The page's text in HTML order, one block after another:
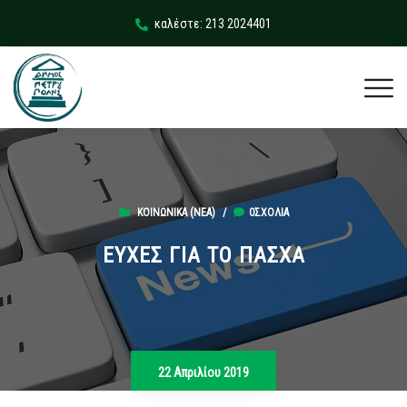
καλέστε: 213 2024401
ΚΟΙΝΩΝΙΚΆ (ΝΕΑ)/ 0ΣΧΌΛΙΑ
ΕΥΧΕΣ ΓΙΑ ΤΟ ΠΑΣΧΑ
22 Απριλίου 2019